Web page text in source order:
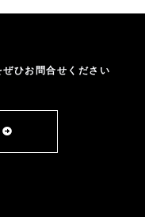
ひお問合せください